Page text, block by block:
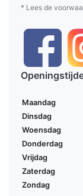
* Lees de
Maandag
Dinsdag
Woensdag
Donderdag
Vrijdag
Zaterdag
Zondag